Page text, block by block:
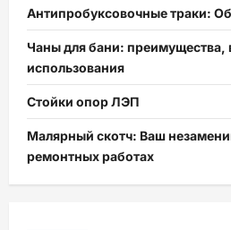
Антипробуксовочные траки:
Чаны для бани: преимущества,
использования
Стойки опор ЛЭП
Малярный скотч: Ваш
ремонтных работах